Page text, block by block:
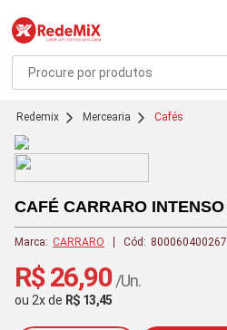
Redemix – Supermercado
redemix Mercearia Cafés
Ofertas
exclusivas
site -
RedeMiX
CAFÉ CARRARO
Marca: CARRARO Cód:
R$ 26,90 /Un.
ou 2xde R$ 13,45